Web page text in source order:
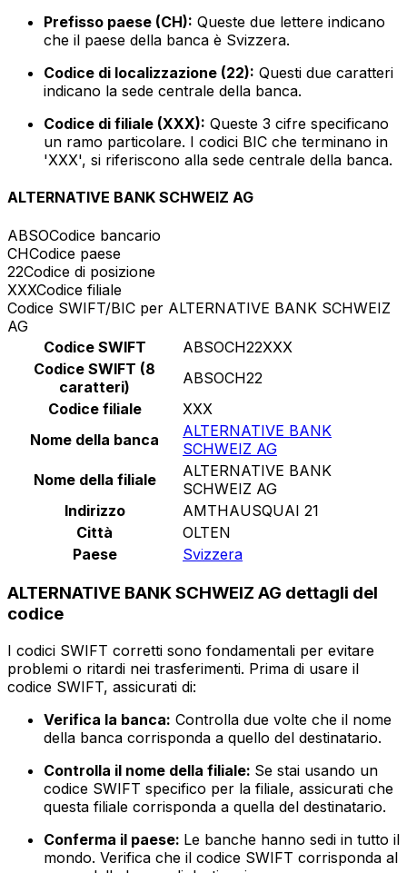
Prefisso paese (CH): Queste due lettere indicano
che il paese della banca è Svizzera.
Codice di localizzazione (22): Questi due caratteri
indicano la sede centrale della banca.
Codice di filiale (XXX): Queste 3 cifre specificano
un ramo particolare. I codici BIC che terminano in
'XXX', si riferiscono alla sede centrale della banca.
ALTERNATIVE BANK SCHWEIZ AG
ABSOCodice bancario
CHCodice paese
22Codice di posizione
XXXCodice filiale
Codice SWIFT/BIC per ALTERNATIVE BANK SCHWEIZ
AG
Codice SWIFT
ABSOCH22XXX
Codice SWIFT (8
caratteri)
ABSOCH22
Codice filiale
XXX
Nome della banca
ALTERNATIVE BANK
SCHWEIZ AG
Nome della filiale
ALTERNATIVE BANK
SCHWEIZ AG
Indirizzo
AMTHAUSQUAI 21
Città
OLTEN
Paese
Svizzera
ALTERNATIVE BANK SCHWEIZ AG dettagli del
codice
I codici SWIFT corretti sono fondamentali per evitare
problemi o ritardi nei trasferimenti. Prima di usare il
codice SWIFT, assicurati di:
Verifica la banca: Controlla due volte che il nome
della banca corrisponda a quello del destinatario.
Controlla il nome della filiale: Se stai usando un
codice SWIFT specifico per la filiale, assicurati che
questa filiale corrisponda a quella del destinatario.
Conferma il paese: Le banche hanno sedi in tutto il
mondo. Verifica che il codice SWIFT corrisponda al